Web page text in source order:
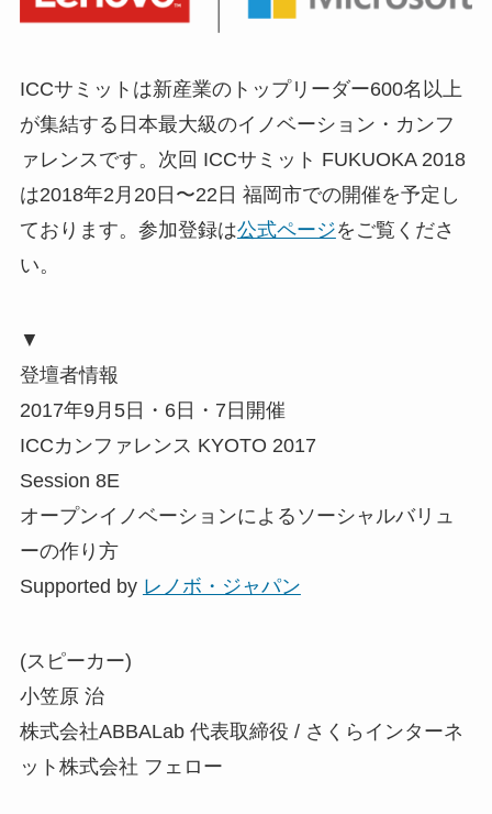
ICCサミットは新産業のトップリーダー600名以上
が集結する日本最大級のイノベーション・カンフ
ァレンスです。次回 ICCサミット FUKUOKA 2018
は2018年2月20日〜22日 福岡市での開催を予定し
ております。参加登録は公式ページをご覧くださ
い。
▼
登壇者情報
2017年9月5日・6日・7日開催
ICCカンファレンス KYOTO 2017
Session 8E
オープンイノベーションによるソーシャルバリュ
ーの作り方
Supported by レノボ・ジャパン
(スピーカー)
小笠原 治
株式会社ABBALab 代表取締役 / さくらインターネ
ット株式会社 フェロー